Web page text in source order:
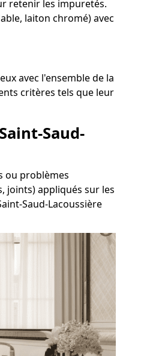
retenir les impuretés.
laiton chromé) avec
avec l'ensemble de la
critères tels que leur
Saud-
ou problèmes
joints) appliqués sur les
Saud-Lacoussière